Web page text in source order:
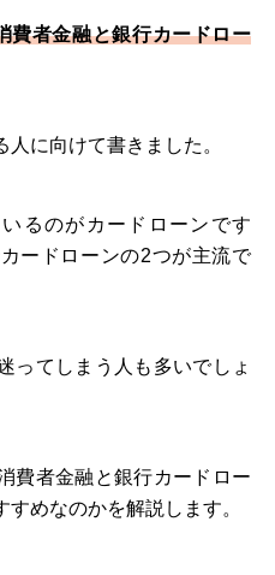
費者金融と銀行カードロー
に向けて書きました。
るのがカードローンです
ードローンの2つが主流で
ってしまう人も多いでしょ
費者金融と銀行カードロー
めなのかを解説します。